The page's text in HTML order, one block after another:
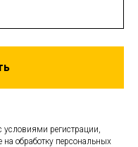
регистрации,
обработку персональных